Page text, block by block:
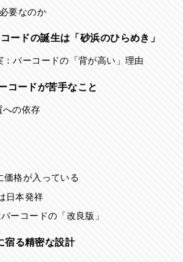
要なのか
ードの誕生は「砂浜のひらめき」
バーコードの「背が高い」理由
コードが苦手なこと
の依存
格が入っている
日本発祥
ーコードの「改良版」
宿る精密な設計